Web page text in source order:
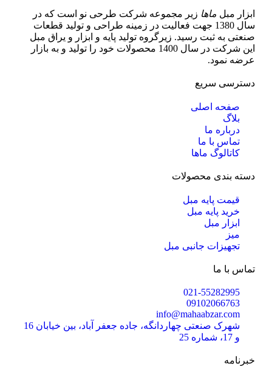
ابزار مبل ماها زیر مجموعه شرکت طرحی نو است که در
سال 1380 جهت فعالیت در زمینه طراحی و تولید قطعات
صنعتی به ثبت رسید. زیرگروه تولید پایه و ابزار و یراق مبل
این شرکت در سال 1400 محصولات خود را تولید و به بازار
عرضه نمود.
دسترسی سریع
صفحه اصلی
بلاگ
درباره ما
تماس با ما
کاتالوگ ماها
دسته بندی محصولات
قیمت پایه مبل
خرید پایه مبل
ابزار مبل
میز
تجهیزات جانبی مبل
تماس با ما
021-55282995
09102066763
info@mahaabzar.com
شهرک صنعتی چهاردانگه، جاده جعفر آباد، بین خیابان 16
و 17، شماره 25
خبرنامه